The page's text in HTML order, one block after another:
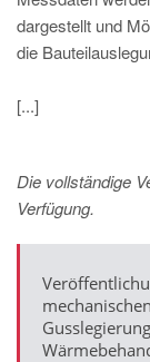
dargestellt und
die
[...]
Die vollständige
Verfügung.